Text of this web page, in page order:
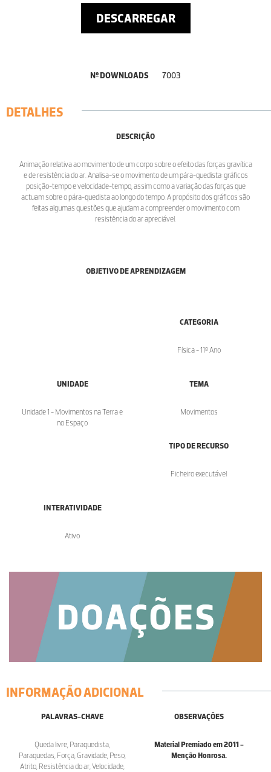
DESCARREGAR
Nº DOWNLOADS 7003
DETALHES
DESCRIÇÃO
Animação relativa ao movimento de um corpo sobre o efeito das forças gravítica
e de resistência do ar. Analisa-se o movimento de um pára-quedista: gráficos
posição-tempo e velocidade-tempo, assim como a variação das forças que
actuam sobre o pára-quedista ao longo do tempo. A propósito dos gráficos são
feitas algumas questões que ajudam a compreender o movimento com
resistência do ar apreciável.
OBJETIVO DE APRENDIZAGEM
CATEGORIA
Física - 11º Ano
UNIDADE
Unidade 1 - Movimentos na Terra e
no Espaço
TEMA
Movimentos
TIPO DE RECURSO
Ficheiro executável
INTERATIVIDADE
Ativo
INFORMAÇÃO ADICIONAL
PALAVRAS-CHAVE
Queda livre, Paraquedista,
Paraquedas, Força, Gravidade, Peso,
Atrito, Resistência do ar, Velocidade,
OBSERVAÇÕES
Material Premiado em 2011 -
Menção Honrosa.